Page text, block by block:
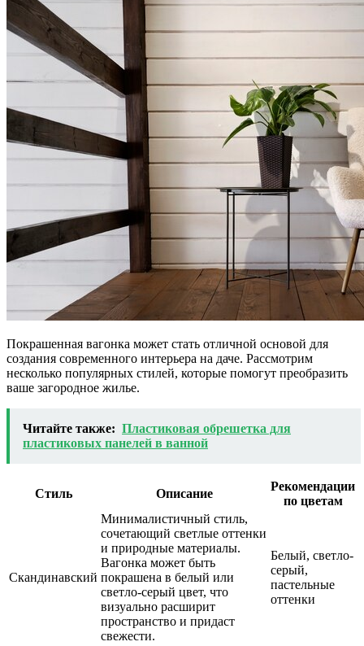
Покрашенная вагонка может стать отличной основой для
создания современного интерьера на даче. Рассмотрим
несколько популярных стилей, которые помогут преобразить
ваше загородное жилье.
Читайте также: Пластиковая обрешетка для
пластиковых панелей в ванной
Стиль Описание
Рекомендации
по цветам
Скандинавский
Минималистичный стиль,
сочетающий светлые оттенки
и природные материалы.
Вагонка может быть
покрашена в белый или
светло-серый цвет, что
визуально расширит
пространство и придаст
свежести.
Белый, светло-
серый,
пастельные
оттенки